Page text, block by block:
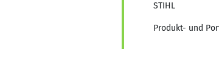
STIHL
Produkt- und